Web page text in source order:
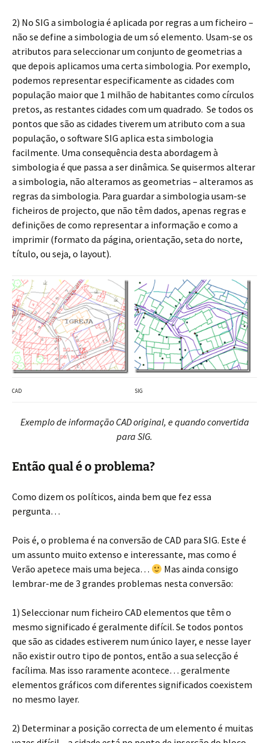
2) No SIG a simbologia é aplicada por regras a um ficheiro –
não se define a simbologia de um só elemento. Usam-se os
atributos para seleccionar um conjunto de geometrias a
que depois aplicamos uma certa simbologia. Por exemplo,
podemos representar especificamente as cidades com
população maior que 1 milhão de habitantes como círculos
pretos, as restantes cidades com um quadrado. Se todos os
pontos que são as cidades tiverem um atributo com a sua
população, o software SIG aplica esta simbologia
facilmente. Uma consequência desta abordagem à
simbologia é que passa a ser dinâmica. Se quisermos alterar
a simbologia, não alteramos as geometrias – alteramos as
regras da simbologia. Para guardar a simbologia usam-se
ficheiros de projecto, que não têm dados, apenas regras e
definições de como representar a informação e como a
imprimir (formato da página, orientação, seta do norte,
título, ou seja, o layout).
CAD SIG
Exemplo de informação CAD original, e quando convertida
para SIG.
Então qual é o problema?
Como dizem os políticos, ainda bem que fez essa
pergunta…
Pois é, o problema é na conversão de CAD para SIG. Este é
um assunto muito extenso e interessante, mas como é
Verão apetece mais uma bejeca…
Mas ainda consigo
lembrar-me de 3 grandes problemas nesta conversão:
1) Seleccionar num ficheiro CAD elementos que têm o
mesmo significado é geralmente difícil. Se todos pontos
que são as cidades estiverem num único layer, e nesse layer
não existir outro tipo de pontos, então a sua selecção é
facílima. Mas isso raramente acontece… geralmente
elementos gráficos com diferentes significados coexistem
no mesmo layer.
2) Determinar a posição correcta de um elemento é muitas